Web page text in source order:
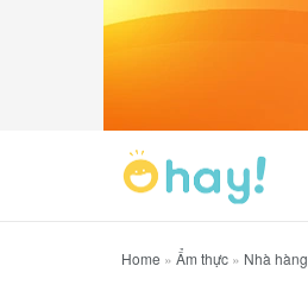
Home » Ẩm thực » Nhà hàng